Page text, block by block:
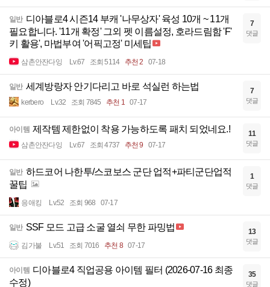
일반 디아블로4 시즌14 부캐 '나무상자' 육성 10개 ~ 11개
필요합니다. '11개 확정' 그외 펫 이름설정, 호라드림함 'F'
키 활용', 마법부여 '어픽고정' 미세팁
삼촌안잔다잉 Lv.67 조회 5114 추천 2 07-18
7
댓글
일반 세계방랑자 안기다리고 바로 석실런 하는법
kerbero Lv.32 조회 7845 추천 1 07-17
7
댓글
아이템 제작템 제한없이 착용 가능하도록 패치 되었네요.!
삼촌안잔다잉 Lv.67 조회 4737 추천 9 07-17
11
댓글
일반 하드코어 나한투/스코보스 군단 업적+파티군단업적
꿀팁
응애킹 Lv.52 조회 968 07-17
1
댓글
일반 SSF 모드 고급 소굴 열쇠 무한 파밍법
김가불 Lv.51 조회 7016 추천 8 07-17
13
댓글
아이템 디아블로4 직업공용 아이템 필터 (2026-07-16 최종
수정)
35
댓글